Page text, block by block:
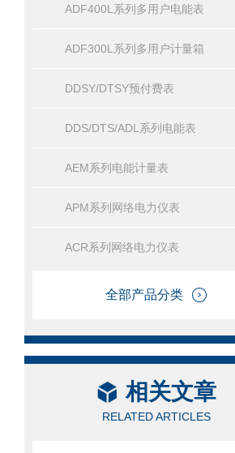
ADF400L系列多用户电能表
ADF300L系列多用户计量箱
DDSY/DTSY预付费表
DDS/DTS/ADL系列电能表
AEM系列电能计量表
APM系列网络电力仪表
ACR系列网络电力仪表
全部产品分类
相关文章
RELATED ARTICLES